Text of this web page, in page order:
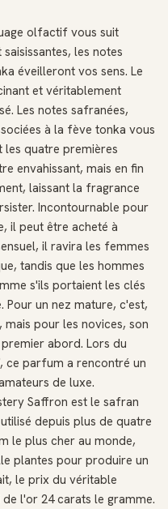
olfactif vous suit
les notes
éveilleront vos sens. Le
et véritablement
Les notes safranées,
à la fève tonka vous
les quatre premières
envahissant, mais en fin
laissant la fragrance
Incontournable pour
il peut être acheté à
il ravira les femmes
tandis que les hommes
s'ils portaient les clés
Pour un nez mature, c'est,
mais pour les novices, son
abord. Lors du
ce parfum a rencontré un
de luxe.
Saffron est le safran
depuis plus de quatre
le plus cher au monde,
plantes pour produire un
le prix du véritable
l'or 24 carats le gramme.